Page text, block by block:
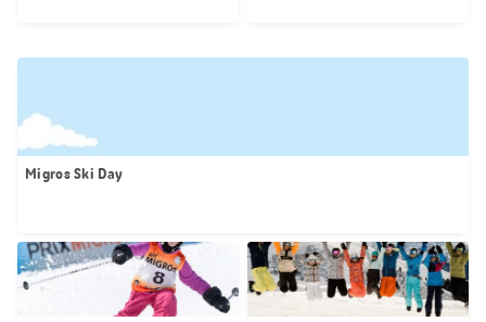
Migros Ski Day